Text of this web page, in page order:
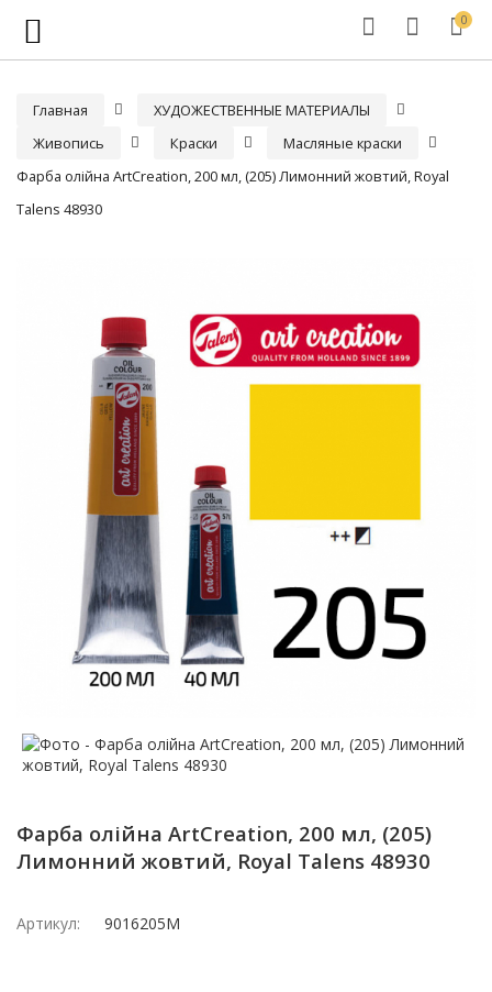
0
Главная
ХУДОЖЕСТВЕННЫЕ МАТЕРИАЛЫ
Живопись
Краски
Масляные краски
Фарба олійна ArtCreation, 200 мл, (205) Лимонний жовтий, Royal
Talens 48930
Фарба олійна ArtCreation, 200 мл, (205)
Лимонний жовтий, Royal Talens 48930
Артикул: 9016205M